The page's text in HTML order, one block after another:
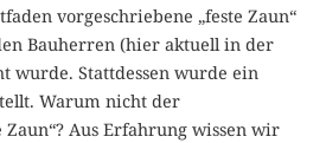
vorgeschriebene „feste Zaun“
Bauherren (hier aktuell in der
wurde. Stattdessen wurde ein
Warum nicht der
Zaun“? Aus Erfahrung wissen wir